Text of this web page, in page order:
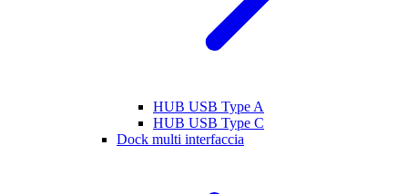
HUB USB Type A
HUB USB Type C
Dock multi interfaccia